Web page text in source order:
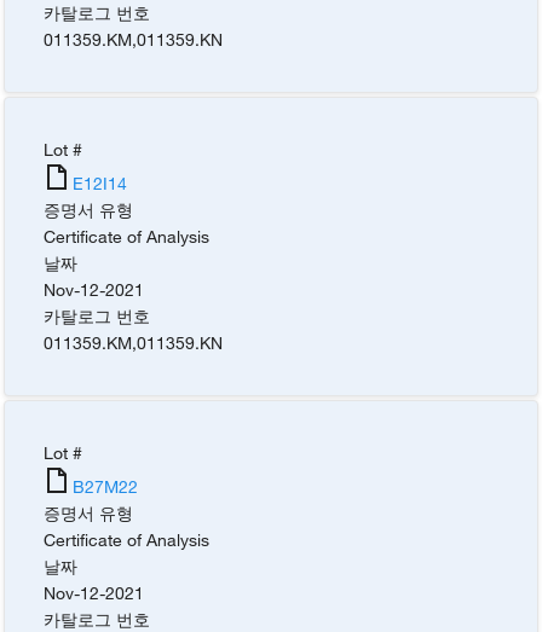
카탈로그 번호
011359.KM,011359.KN
Lot #
E12I14
증명서 유형
Certificate of Analysis
날짜
Nov-12-2021
카탈로그 번호
011359.KM,011359.KN
Lot #
B27M22
증명서 유형
Certificate of Analysis
날짜
Nov-12-2021
카탈로그 번호